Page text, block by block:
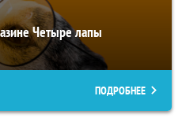
Четыре лапы
ПОДРОБНЕЕ